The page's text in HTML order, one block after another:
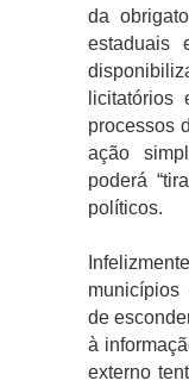
da
estaduais
licitatórios
processos
ação
poderá
políticos.
de
à
externo